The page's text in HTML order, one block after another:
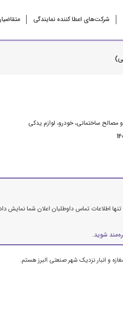
شرکت‌‌های اعطا کننده نمایندگی
مصالح ساختمانی، خودرو، لوازم یدکی
اطلاعات تماس داوطلبان اعلان شما نمایش
شوید.
و انبار نزدیک شهر صنعتی البرز هستم.